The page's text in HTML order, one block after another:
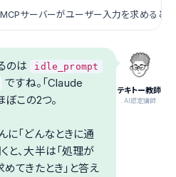
MCPサーバーがユーザー入力を求めるとき
テキトー教師
.AI認定講師
のは idle_prompt
ですね。「Claude
この2つ。
に「どんなときに通
と、大半は「処理が
めてきたとき」と答え